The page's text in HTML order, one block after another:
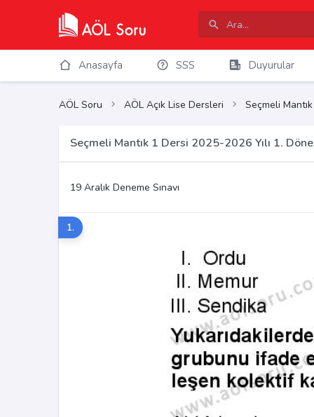
Anasayfa SSS Duyurular
AÖL Soru AÖL Açık Lise Dersleri Seçmeli
Seçmeli Mantık 1 Dersi 2025-2026 Yılı 1.
19 Aralık Deneme Sınavı
1.